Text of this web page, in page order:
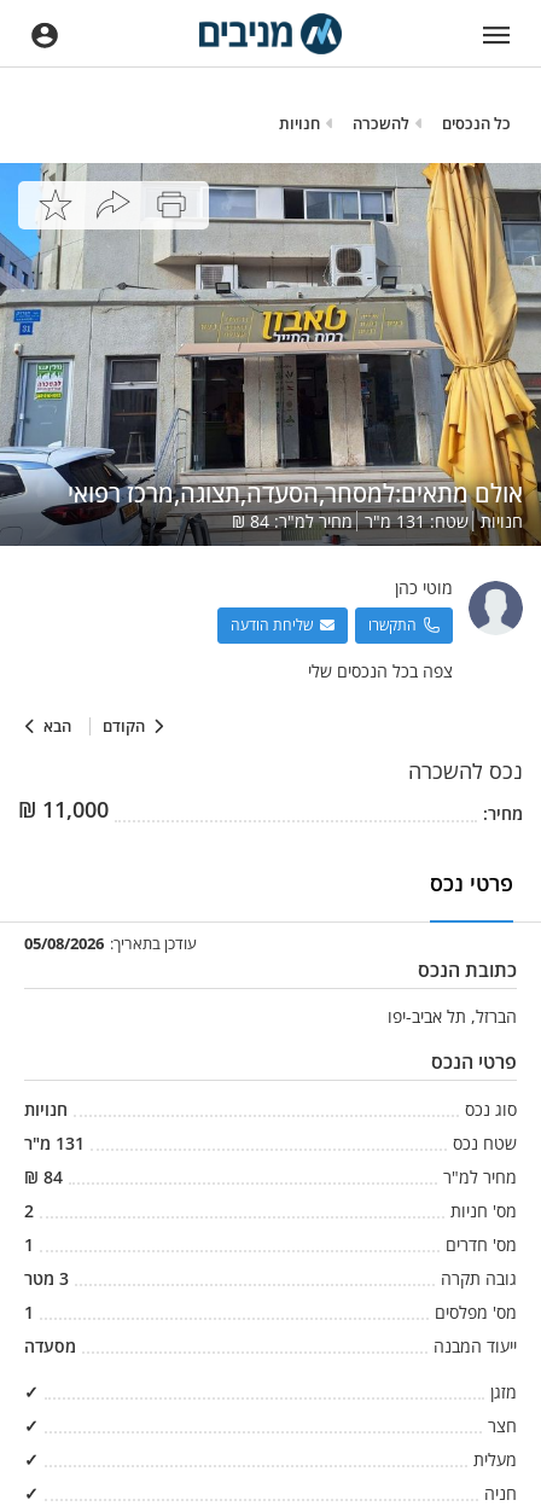
כל הנכסים להשכרה חנויות
הקודם הבא
אולם מתאים:למסחר,הסעדה,תצוגה,מרכז רפואי
חנויות שטח:131מ"ר מחיר למ"ר:84
₪
מוטי כהן
התקשרו שליחת הודעה
צפה בכל הנכסים שלי
נכס להשכרה
מחיר: 11,000
₪
פרטי נכס
עודכן בתאריך: 05/08/2026
כתובת הנכס
הברזל, תל אביב-יפו
פרטי הנכס
סוג נכס
חנויות
שטח נכס
131 מ"ר
מחיר למ"ר
84
₪
מס' חניות
2
מס' חדרים
1
גובה תקרה
3 מטר
מס' מפלסים
1
ייעוד המבנה
מסעדה
מזגן
✓
חצר
✓
מעלית
✓
חניה
✓